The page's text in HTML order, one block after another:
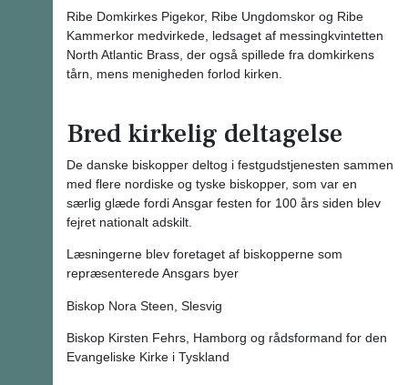
Ribe Domkirkes Pigekor, Ribe Ungdomskor og Ribe
Kammerkor medvirkede, ledsaget af messingkvintetten
North Atlantic Brass, der også spillede fra domkirkens
tårn, mens menigheden forlod kirken.
Bred kirkelig deltagelse
De danske biskopper deltog i festgudstjenesten sammen
med flere nordiske og tyske biskopper, som var en
særlig glæde fordi Ansgar festen for 100 års siden blev
fejret nationalt adskilt.
Læsningerne blev foretaget af biskopperne som
repræsenterede Ansgars byer
Biskop Nora Steen, Slesvig
Biskop Kirsten Fehrs, Hamborg og rådsformand for den
Evangeliske Kirke i Tyskland